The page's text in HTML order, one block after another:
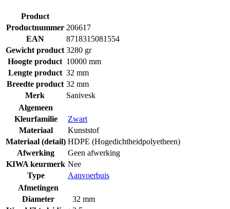
Product
Productnummer 206617
EAN
8718315081554
Gewicht product 3280 gr
Hoogte product 10000 mm
Lengte product 32 mm
Breedte product 32 mm
Merk
Sanivesk
Algemeen
Kleurfamilie
Zwart
Materiaal
Kunststof
Materiaal (detail) HDPE (Hogedichtheidpolyetheen)
Afwerking
Geen afwerking
KIWA keurmerk Nee
Type
Aanvoerbuis
Afmetingen
Diameter
32 mm